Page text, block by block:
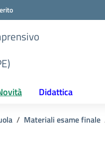
Didattica
Materiali esame finale